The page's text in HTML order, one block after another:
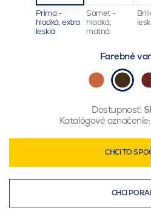
Prima -
hladká, extra
lesklá
Samet -
hladká,
matná
Farebné
Dostupnosť:
Katalógové označenie:
CHCI TO
CHCI